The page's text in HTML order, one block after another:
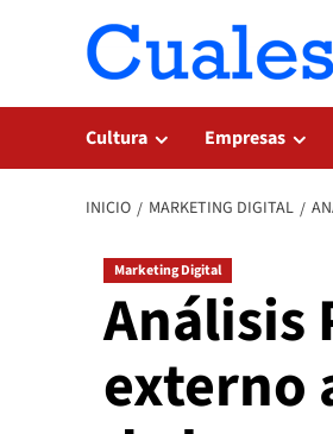
Cultura Empresas
INICIO MARKETING DIGITAL
Marketing Digital
Análisis
externo